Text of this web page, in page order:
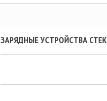
ЗАРЯДНЫЕ УСТРОЙСТВА CTEK